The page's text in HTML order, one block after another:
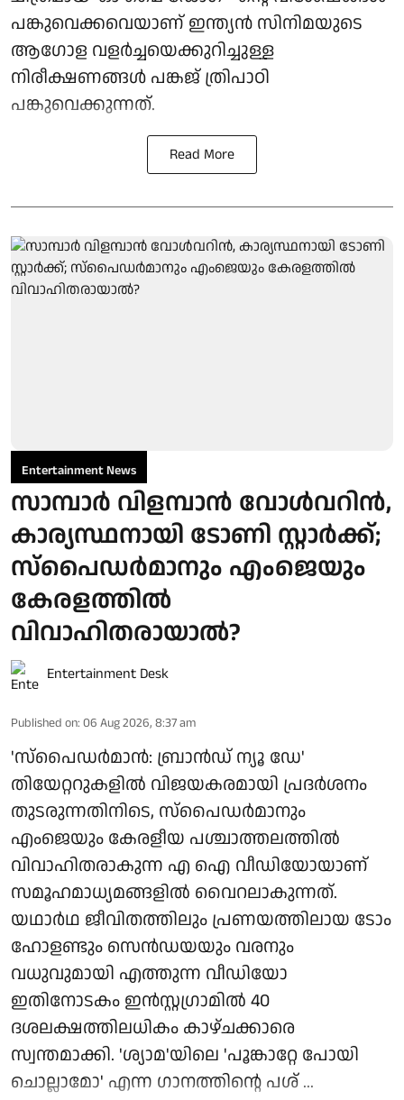
പങ്കുവെക്കവെയാണ് ഇന്ത്യൻ സിനിമയുടെ
ആഗോള വളർച്ചയെക്കുറിച്ചുള്ള
നിരീക്ഷണങ്ങൾ പങ്കജ് ത്രിപാഠി
പങ്കുവെക്കുന്നത്.
Read More
Entertainment News
സാമ്പാർ വിളമ്പാൻ വോൾവറിൻ,
കാര്യസ്ഥനായി ടോണി സ്റ്റാർക്ക്;
സ്പൈഡർമാനും എംജെയും
കേരളത്തിൽ
വിവാഹിതരായാൽ?
Entertainment Desk
Published on: 06 Aug 2026, 8:37 am
'സ്‌പൈഡർമാൻ: ബ്രാൻഡ് ന്യൂ ഡേ'
തിയേറ്ററുകളിൽ വിജയകരമായി പ്രദർശനം
തുടരുന്നതിനിടെ, സ്പൈഡർമാനും
എംജെയും കേരളീയ പശ്ചാത്തലത്തിൽ
വിവാഹിതരാകുന്ന എ ഐ വീഡിയോയാണ്
സമൂഹമാധ്യമങ്ങളിൽ വൈറലാകുന്നത്.
യഥാർഥ ജീവിതത്തിലും പ്രണയത്തിലായ ടോം
ഹോളണ്ടും സെൻഡയയും വരനും
വധുവുമായി എത്തുന്ന വീഡിയോ
ഇതിനോടകം ഇൻസ്റ്റഗ്രാമിൽ 40
ദശലക്ഷത്തിലധികം കാഴ്ചക്കാരെ
സ്വന്തമാക്കി. 'ശ്യാമ'യിലെ 'പൂങ്കാറ്റേ പോയി
ചൊല്ലാമോ' എന്ന ഗാനത്തിന്റെ പശ് ...